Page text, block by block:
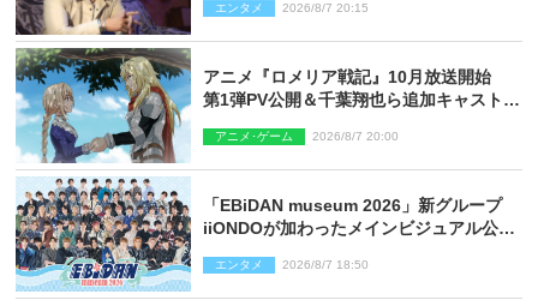
エンタメ 2026/8/7 20:15
アニメ『ロメリア戦記』10月放送開始
第1弾PV公開＆千葉翔也ら追加キャスト4
アニメ･ゲーム 2026/8/7 20:00
「EBiDAN museum 2026」新グループ
iiONDOが加わったメインビジュアル公
エンタメ 2026/8/7 18:50